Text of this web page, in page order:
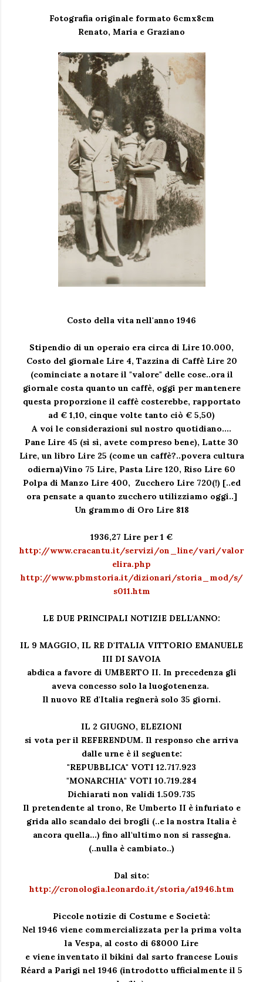
Fotografia originale formato 6cmx8cm
Renato, Maria e Graziano
Costo della vita nell'anno 1946
Stipendio di un operaio era circa di Lire 10.000,
Costo del giornale Lire 4, Tazzina di Caffè Lire 20
(cominciate a notare il "valore" delle cose..ora il
giornale costa quanto un caffè, oggi per mantenere
questa proporzione il caffè costerebbe, rapportato
ad € 1,10, cinque volte tanto ciò € 5,50)
A voi le considerazioni sul nostro quotidiano....
Pane Lire 45 (sì sì, avete compreso bene), Latte 30
Lire, un libro Lire 25 (come un caffè?..povera cultura
odierna)Vino 75 Lire, Pasta Lire 120, Riso Lire 60
Polpa di Manzo Lire 400, Zucchero Lire 720(!) [..ed
ora pensate a quanto zucchero utilizziamo oggi..]
Un grammo di Oro Lire 818
1936,27 Lire per 1 €
http://www.cracantu.it/servizi/on_line/vari/valor
elira.php
http://www.pbmstoria.it/dizionari/storia_mod/s/
s011.htm
LE DUE PRINCIPALI NOTIZIE DELL'ANNO:
IL 9 MAGGIO, IL RE D'ITALIA VITTORIO EMANUELE
III DI SAVOIA
abdica a favore di UMBERTO II. In precedenza gli
aveva concesso solo la luogotenenza.
Il nuovo RE d'Italia regnerà solo 35 giorni.
IL 2 GIUGNO, ELEZIONI
si vota per il REFERENDUM. Il responso che arriva
dalle urne è il seguente:
"REPUBBLICA" VOTI 12.717.923
"MONARCHIA" VOTI 10.719.284
Dichiarati non validi 1.509.735
Il pretendente al trono, Re Umberto II è infuriato e
grida allo scandalo dei brogli (..e la nostra Italia è
ancora quella...) fino all'ultimo non si rassegna.
(..nulla è cambiato..)
Dal sito:
http://cronologia.leonardo.it/storia/a1946.htm
Piccole notizie di Costume e Società:
Nel 1946 viene commercializzata per la prima volta
la Vespa, al costo di 68000 Lire
e viene inventato il bikini dal sarto francese Louis
Réard a Parigi nel 1946 (introdotto ufficialmente il 5